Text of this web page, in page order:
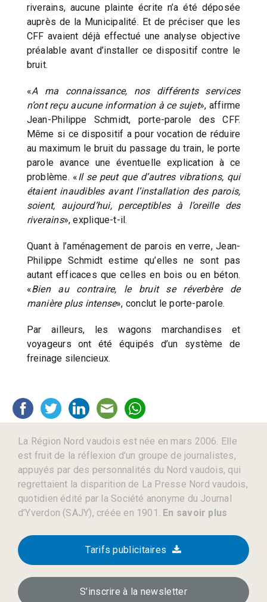
riverains, aucune plainte écrite n’a été déposée
auprès de la Municipalité. Et de préciser que les
CFF avaient déjà effectué une analyse objective
préalable avant d’installer ce dispositif contre le
bruit.
«A ma connaissance, nos différents services
n’ont reçu aucune information à ce sujet», affirme
Jean-Philippe Schmidt, porte-parole des CFF.
Même si ce dispositif a pour vocation de réduire
au maximum le bruit du passage du train, le porte
parole avance une éventuelle explication à ce
problème. «Il se peut que d’autres vibrations, qui
étaient inaudibles avant l’installation des parois,
soient, aujourd’hui, perceptibles à l’oreille des
riverains», explique-t-il.
Quant à l’aménagement de parois en verre, Jean-
Philippe Schmidt estime qu’elles ne sont pas
autant efficaces que celles en bois ou en béton.
«Bien au contraire, le bruit se réverbère de
manière plus intense», conclut le porte-parole.
Par ailleurs, les wagons marchandises et
voyageurs ont été équipés d’un système de
freinage silencieux.
La Région Nord vaudois est née en mars 2006. Elle
est fruit de la réflexion d’un groupe de journalistes,
appuyés par des personnalités du Nord vaudois, qui
regrettaient la disparition de La Presse Nord vaudois,
quotidien édité par la Société anonyme du Journal
d’Yverdon (SAJY), créée en 1901. En savoir plus
Tarifs publicitaires
S’inscrire à la newsletter